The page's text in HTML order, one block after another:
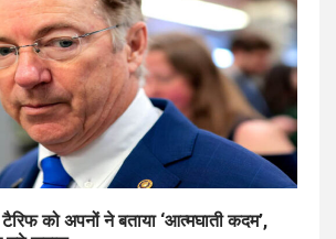
को अपनों ने बताया ‘आत्मघाती कदम’,